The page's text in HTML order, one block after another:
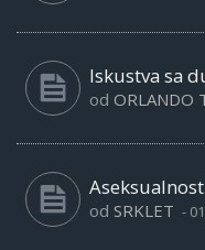
Iskustva sa
od ORLANDO
od SRKLET -